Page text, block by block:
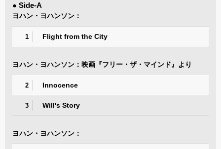
● Side-A
ヨハン・ヨハンソン：
1 Flight from the City
ヨハン・ヨハンソン：映画『フリー・ザ・マインド』より
2 Innocence
3 Will's Story
ヨハン・ヨハンソン：